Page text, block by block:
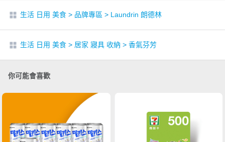
生活 日用 美食 > 品牌專區 > Laundrin 朗德林
生活 日用 美食 > 居家 寢具 收納 > 香氣芬芳
你可能會喜歡